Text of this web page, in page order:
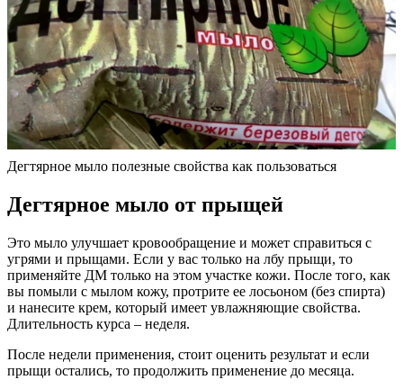
Дегтярное мыло полезные свойства как пользоваться
Дегтярное мыло от прыщей
Это мыло улучшает кровообращение и может справиться с
угрями и прыщами. Если у вас только на лбу прыщи, то
применяйте ДМ только на этом участке кожи. После того, как
вы помыли с мылом кожу, протрите ее лосьоном (без спирта)
и нанесите крем, который имеет увлажняющие свойства.
Длительность курса – неделя.
После недели применения, стоит оценить результат и если
прыщи остались, то продолжить применение до месяца.